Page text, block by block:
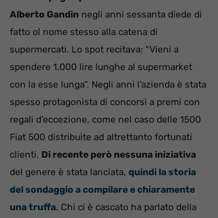
Alberto Gandin negli anni sessanta diede di
fatto ol nome stesso alla catena di
supermercati. Lo spot recitava: “Vieni a
spendere 1.000 lire lunghe al supermarket
con la esse lunga”. Negli anni l’azienda è stata
spesso protagonista di concorsi a premi con
regali d’eccezione, come nel caso delle 1500
Fiat 500 distribuite ad altrettanto fortunati
clienti. Di recente però nessuna iniziativa
del genere è stata lanciata, quindi la storia
del sondaggio a compilare e chiaramente
una truffa. Chi ci è cascato ha parlato della